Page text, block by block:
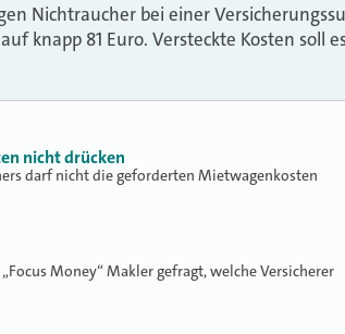
Nichtraucher bei einer
knapp 81 Euro. Versteckte Kosten soll
nicht drücken
darf nicht die geforderten Mietwagenkosten
Money“ Makler gefragt, welche Versicherer